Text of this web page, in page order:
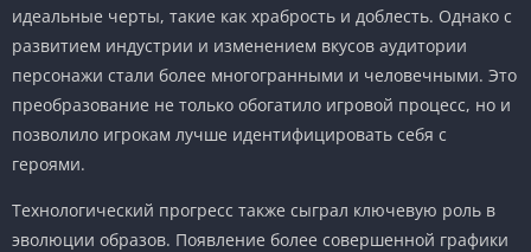
идеальные черты, такие как храбрость и доблесть. Однако с
развитием индустрии и изменением вкусов аудитории
персонажи стали более многогранными и человечными. Это
преобразование не только обогатило игровой процесс, но и
позволило игрокам лучше идентифицировать себя с
героями.
Технологический прогресс также сыграл ключевую роль в
эволюции образов. Появление более совершенной графики